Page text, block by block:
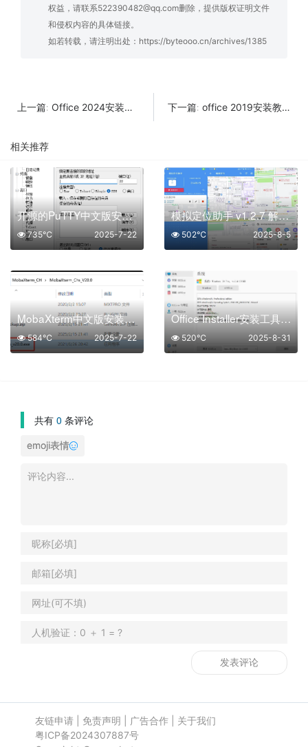
权益，请联系522390482@qq.com删除，提供版权证明文件
和侵权内容的具体链接。
如若转载，请注明出处： https://byteooo.cn/archives/1385
上一篇: Office 2024安装教程 下一篇: office 2019安装教程
相关推荐
开源的PuTTY中文版安装使用-附安装包
2025-7-22
735℃
模拟定位助手 v1.2.7 解锁会员
2025-8-5
502℃
MobaXterm中文版安装使用教程-附安装包
2025-7-22
584℃
Office Installer安装工具v1.29中文版
2025-8-31
520℃
共有 0 条评论
emoji表情
友链申请| 免责声明 广告合作| 关于我们
粤ICP备2024307887号